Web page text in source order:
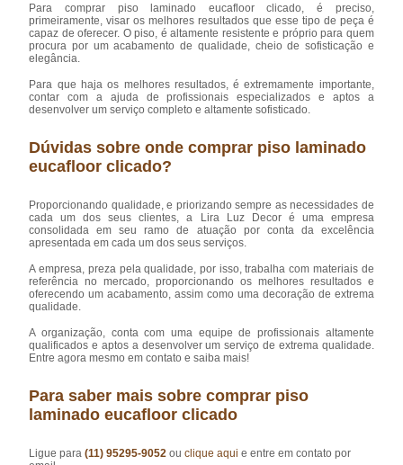
Para comprar piso laminado eucafloor clicado, é preciso,
primeiramente, visar os melhores resultados que esse tipo de peça é
capaz de oferecer. O piso, é altamente resistente e próprio para quem
procura por um acabamento de qualidade, cheio de sofisticação e
elegância.
Para que haja os melhores resultados, é extremamente importante,
contar com a ajuda de profissionais especializados e aptos a
desenvolver um serviço completo e altamente sofisticado.
Dúvidas sobre onde comprar piso laminado
eucafloor clicado?
Proporcionando qualidade, e priorizando sempre as necessidades de
cada um dos seus clientes, a Lira Luz Decor é uma empresa
consolidada em seu ramo de atuação por conta da excelência
apresentada em cada um dos seus serviços.
A empresa, preza pela qualidade, por isso, trabalha com materiais de
referência no mercado, proporcionando os melhores resultados e
oferecendo um acabamento, assim como uma decoração de extrema
qualidade.
A organização, conta com uma equipe de profissionais altamente
qualificados e aptos a desenvolver um serviço de extrema qualidade.
Entre agora mesmo em contato e saiba mais!
Para saber mais sobre comprar piso
laminado eucafloor clicado
Ligue para(11) 95295-9052ouclique aqui e entre em contato por